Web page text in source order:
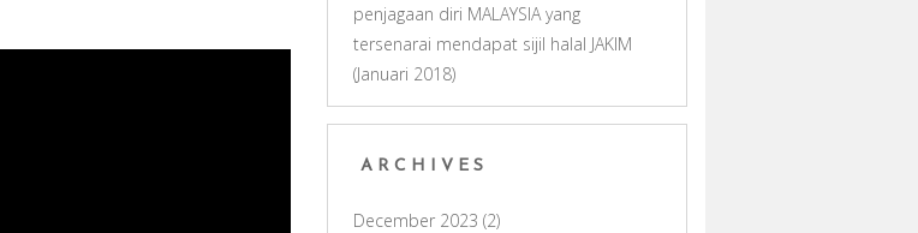
penjagaan diri MALAYSIA yang
tersenarai mendapat sijil halal JAKIM
(Januari 2018)
ARCHIVES
December 2023 (2)